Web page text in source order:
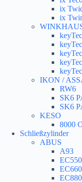
ix
ix
IKON /
RW6
SK6
SK6
KESO
8000
Schließzylinder
ABUS
A93
EC550
EC660
EC880